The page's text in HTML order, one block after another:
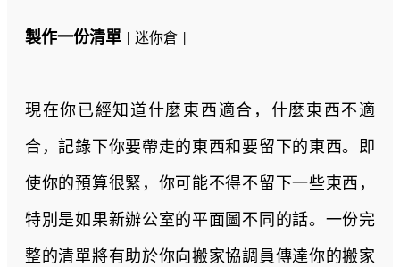
製作一份清單 | 迷你倉 |
現在你已經知道什麼東西適合，什麼東西不適
合，記錄下你要帶走的東西和要留下的東西。即
使你的預算很緊，你可能不得不留下一些東西，
特別是如果新辦公室的平面圖不同的話。一份完
整的清單將有助於你向搬家協調員傳達你的搬家